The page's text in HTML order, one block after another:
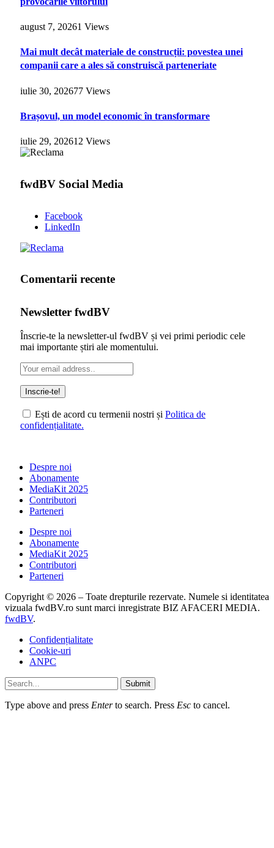
august 7, 20261 Views
Mai mult decât materiale de construcții: povestea unei
companii care a ales să construiscă parteneriate
iulie 30, 202677 Views
Brașovul, un model economic în transformare
iulie 29, 202612 Views
fwdBV Social Media
Facebook
LinkedIn
Comentarii recente
Newsletter fwdBV
Înscrie-te la newsletter-ul fwdBV și vei primi periodic cele
mai importante știri ale momentului.
Ești de acord cu termenii nostri și Politica de
confidențialitate.
Despre noi
Abonamente
MediaKit 2025
Contributori
Parteneri
Despre noi
Abonamente
MediaKit 2025
Contributori
Parteneri
Copyright © 2026 – Toate drepturile rezervate. Numele si identitatea
vizuala fwdBV.ro sunt marci inregistrate BIZ AFACERI MEDIA.
fwdBV.
Confidențialitate
Cookie-uri
ANPC
Submit
Type above and press Enterto search. Press Esc to cancel.